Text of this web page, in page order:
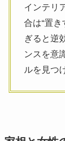
インテリ
合は“置
ぎると逆
ンスを意
ルを見つ